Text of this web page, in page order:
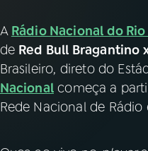
X
A Rádio Nacional do
de Red Bull Bragantino
Brasileiro, direto do
Nacional começa a
Rede Nacional de Rádio